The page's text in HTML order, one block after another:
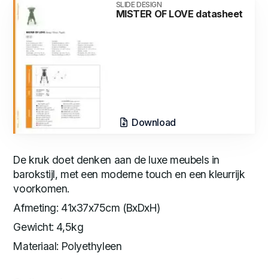
SLIDE DESIGN
MISTER OF LOVE datasheet
Download
De kruk doet denken aan de luxe meubels in
barokstijl, met een moderne touch en een kleurrijk
voorkomen.
Afmeting: 41x37x75cm (BxDxH)
Gewicht: 4,5kg
Materiaal: Polyethyleen